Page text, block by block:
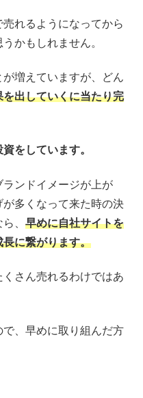
れるようになってから
かもしれません。
増えていますが、どん
を出していくに当たり完
をしています。
ンドイメージが上が
多くなって来た時の決
、 早めに自社サイトを
に繋がります。
さん売れるわけではあ
で、早めに取り組んだ方